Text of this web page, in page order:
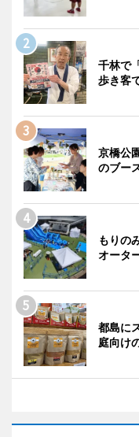
千林で
歩き客
京橋公
のブー
もりの
オータ
都島に
庭向け